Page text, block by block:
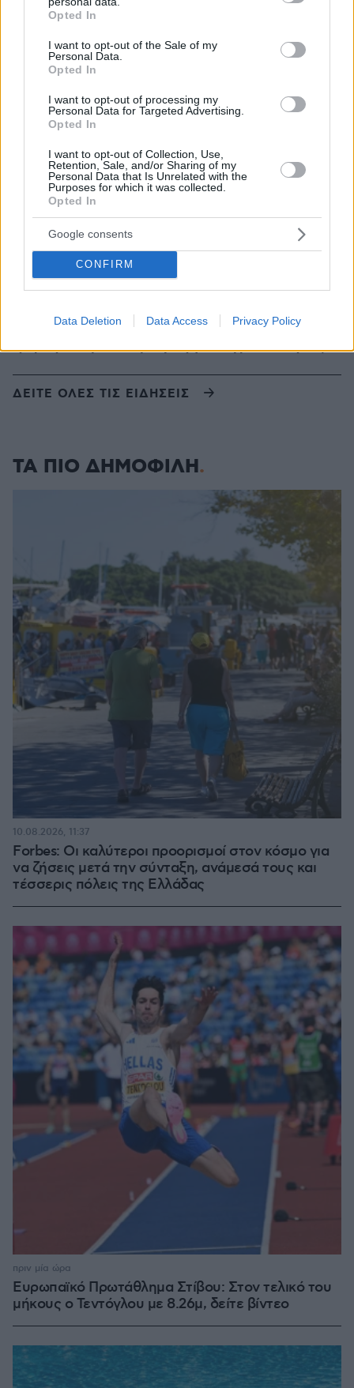
grant or deny consent to Google and its third-party tags to
use your data for below specified purposes in below Google
consent section.
Opted In
I want to opt-out of the Sale of my
Personal Data.
Opted In
I want to opt-out of processing my
Personal Data for Targeted Advertising.
Opted In
I want to opt-out of Collection, Use,
Retention, Sale, and/or Sharing of my
Personal Data that Is Unrelated with the
Purposes for which it was collected.
Opted In
Google consents
CONFIRM
Data Deletion Data Access Privacy Policy
απάντηση μιας ποδίατρου
«Πίστευα ότι στα 40 η ζωή μου θα έχει μπει σε τάξη.
Δεν έχει και δεν πειράζει»
πριν 23 λεπτά
Η ανάρτηση της Μαρίας Κίτσου για τα γενέθλιά της και
το «ευχαριστώ» στους συνεργάτες της
πριν 23 λεπτά
Οι συνομιλίες με το Ιράν είναι σαν μια παρτίδα σκάκι,
λέει ο Τραμπ - Είμαστε επαγγελματίες παίκτες, απαντά η
Τεχεράνη
πριν 27 λεπτά
Ευρωπαϊκό Πρωτάθλημα Στίβου: Ο σοβαρός
τραυματισμός του Φουρλάνι, έφυγε σε καροτσάκι από
το στάδιο, δείτε βίντεο
πριν 31 λεπτά
Καταζητούμενος από την Ιντερπόλ ο νέος επικεφαλής
του Συμβουλίου Ασφαλείας του Ιράν: Είχε ρόλο σε
τρομοκρατική επίθεση στην Αργεντινή με 85 νεκρούς
ΔΕΙΤΕ ΟΛΕΣ ΤΙΣ ΕΙΔΗΣΕΙΣ
ΤΑ ΠΙΟ ΔΗΜΟΦΙΛΗ
Forbes: Οι καλύτεροι προορισμοί στον κόσμο για
να ζήσεις μετά την σύνταξη, ανάμεσά τους και
τέσσερις πόλεις της Ελλάδας
10.08.2026, 11:37
Ευρωπαϊκό Πρωτάθλημα Στίβου: Στον τελικό του
μήκους ο Τεντόγλου με 8.26μ, δείτε βίντεο
πριν μία ώρα